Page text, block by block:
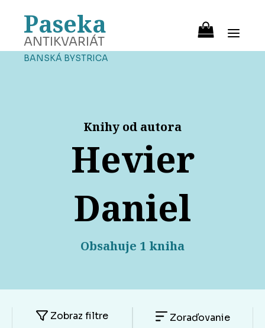
Paseka
ANTIKVARIÁT
BANSKÁ BYSTRICA
Knihy od autora
Hevier
Daniel
Obsahuje 1 kniha
Zobraz filtre Zoraďovanie